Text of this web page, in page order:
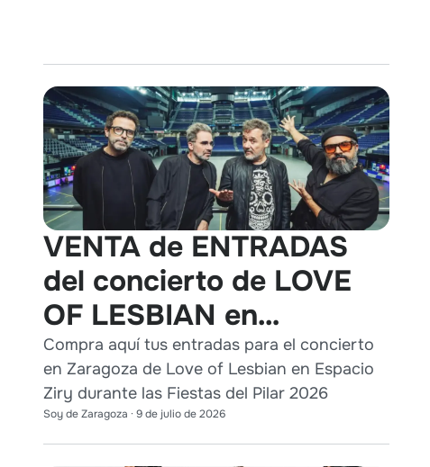
VENTA de ENTRADAS
del concierto de LOVE
OF LESBIAN en
Zaragoza durante Pilares
2026
Compra aquí tus entradas para el concierto
en Zaragoza de Love of Lesbian en Espacio
Ziry durante las Fiestas del Pilar 2026
Soy de Zaragoza · 9 de julio de 2026